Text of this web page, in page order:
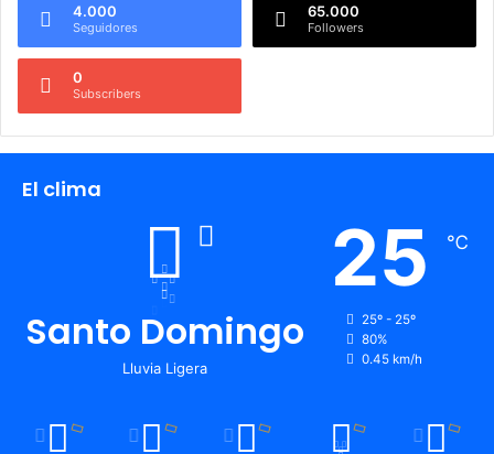
4.000
Seguidores
65.000
Followers
0
Subscribers
El clima
Santo Domingo
Lluvia Ligera
25 ℃
25º - 25º
80%
0.45 km/h